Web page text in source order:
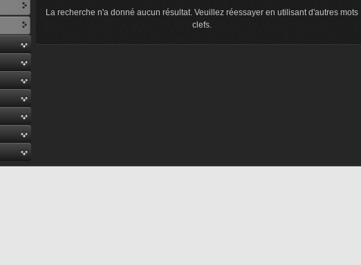
La recherche n'a donné aucun résultat. Veuillez réessayer en utilisant d'autres mots
clefs.